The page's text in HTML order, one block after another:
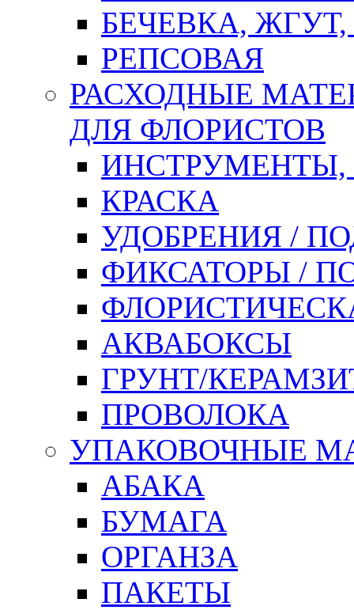
БЕЧЕВКА,
РЕПСОВАЯ
РАСХОДНЫЕ
ДЛЯ ФЛОРИСТОВ
ИНСТРУМЕНТЫ,
КРАСКА
УДОБРЕНИЯ /
ФИКСАТОРЫ /
АКВАБОКСЫ
ГРУНТ/
ПРОВОЛОКА
УПАКОВОЧНЫЕ
АБАКА
БУМАГА
ОРГАНЗА
ПАКЕТЫ